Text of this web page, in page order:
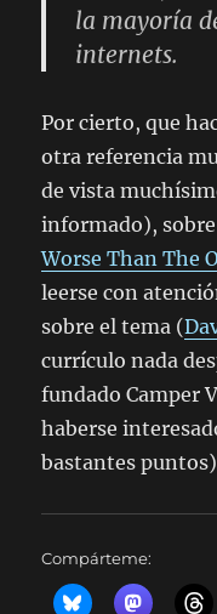
la mayoría
internets.
Por cierto, que
otra referencia
de vista
informado),
Worse Than The
leerse con
sobre el tema (
currículo nada
fundado Camper
haberse
bastantes
Compárteme: